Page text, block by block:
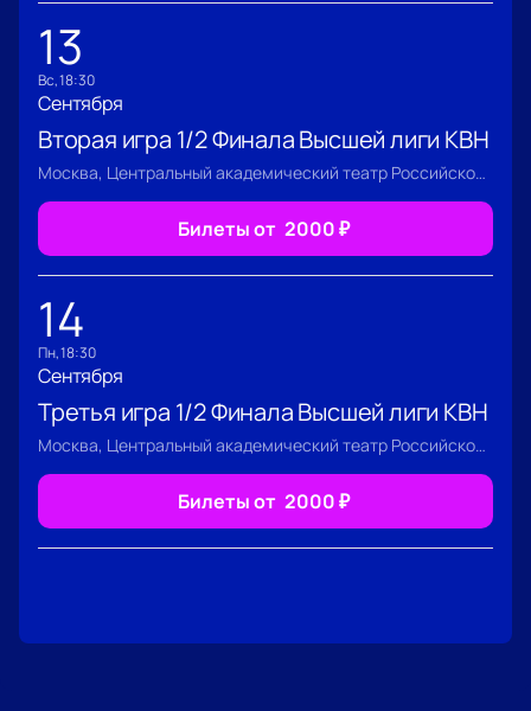
13
вс, 18:30
Сентября
Вторая игра 1/2 Финала Высшей лиги КВН
Москва, Центральный академический театр Российской Армии
Билеты от 2000₽
14
пн, 18:30
Сентября
Третья игра 1/2 Финала Высшей лиги КВН
Москва, Центральный академический театр Российской Армии
Билеты от 2000₽